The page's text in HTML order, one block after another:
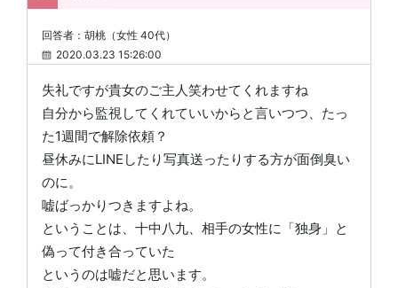
回答者：胡桃（女性 40代）
2020.03.23 15:26:00
失礼ですが貴女のご主人笑わせてくれますね
自分から監視してくれていいからと言いつつ、たっ
た1週間で解除依頼？
昼休みにLINEしたり写真送ったりする方が面倒臭い
のに。
嘘ばっかりつきますよね。
ということは、十中八九、相手の女性に「独身」と
偽って付き合っていた
というのは嘘だと思います。